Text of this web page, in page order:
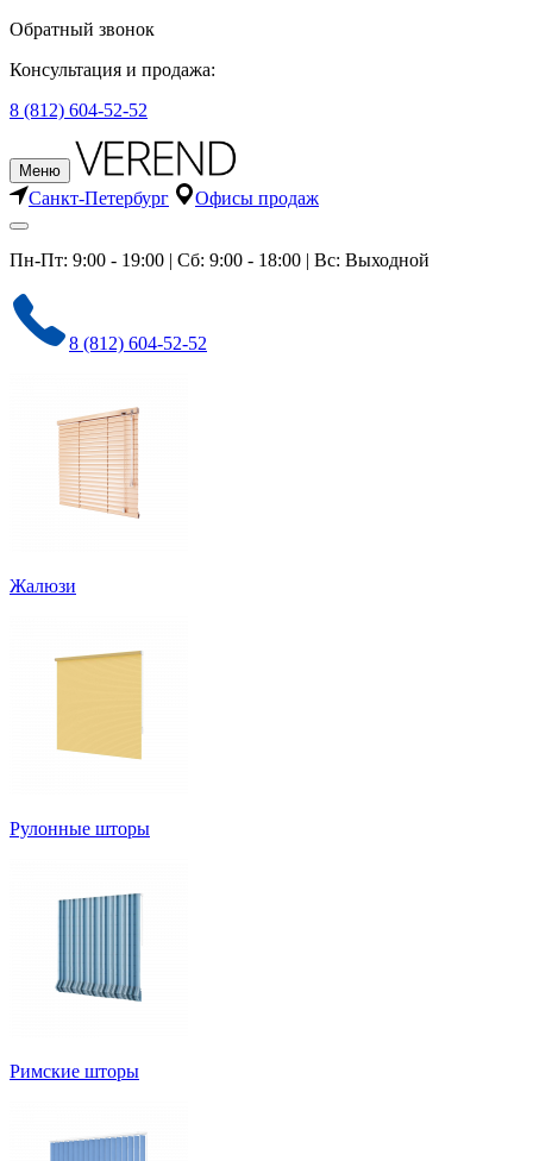
Обратный звонок
Консультация и продажа:
8 (812) 604-52-52
Меню
Санкт-Петербург Офисы продаж
Пн-Пт: 9:00 - 19:00 | Сб: 9:00 - 18:00 | Вс: Выходной
8 (812) 604-52-52
Жалюзи
Рулонные шторы
Римские шторы